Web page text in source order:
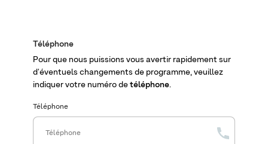
Téléphone
Pour que nous puissions vous avertir rapidement sur
d'éventuels changements de programme, veuillez
indiquer votre numéro de téléphone.
Téléphone